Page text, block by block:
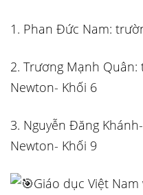
1. Phan Đức Nam:
2. Trương Mạnh Quân:
Newton- Khối 6
3. Nguyễn Đăng
Newton- Khối 9
Giáo dục Việt